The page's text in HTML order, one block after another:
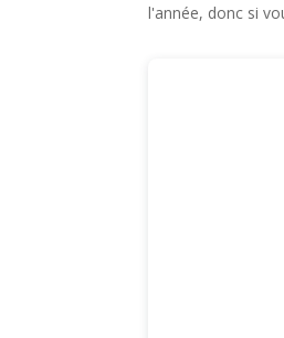
l'année, donc si